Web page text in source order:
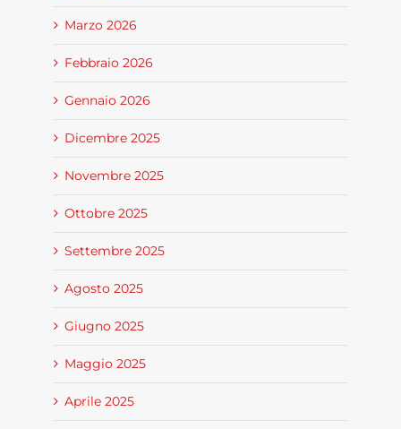
Marzo 2026
Febbraio 2026
Gennaio 2026
Dicembre 2025
Novembre 2025
Ottobre 2025
Settembre 2025
Agosto 2025
Giugno 2025
Maggio 2025
Aprile 2025